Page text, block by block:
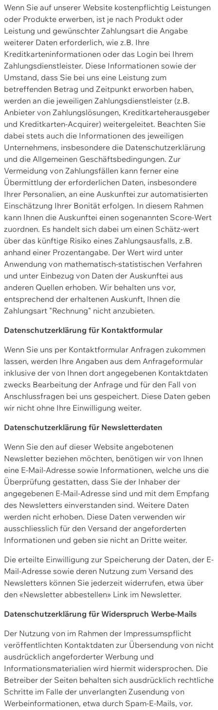
Wenn Sie auf unserer Website kostenpflichtig Leistungen
oder Produkte erwerben, ist je nach Produkt oder
Leistung und gewünschter Zahlungsart die Angabe
weiterer Daten erforderlich, wie z.B. Ihre
Kreditkarteninformationen oder das Login bei Ihrem
Zahlungsdienstleister. Diese Informationen sowie der
Umstand, dass Sie bei uns eine Leistung zum
betreffenden Betrag und Zeitpunkt erworben haben,
werden an die jeweiligen Zahlungsdienstleister (z.B.
Anbieter von Zahlungslösungen, Kreditkarteherausgeber
und Kreditkarten-Acquirer) weitergeleitet. Beachten Sie
dabei stets auch die Informationen des jeweiligen
Unternehmens, insbesondere die Datenschutzerklärung
und die Allgemeinen Geschäftsbedingungen. Zur
Vermeidung von Zahlungsfällen kann ferner eine
Übermittlung der erforderlichen Daten, insbesondere
Ihrer Personalien, an eine Auskunftei zur automatisierten
Einschätzung Ihrer Bonität erfolgen. In diesem Rahmen
kann Ihnen die Auskunftei einen sogenannten Score-Wert
zuordnen. Es handelt sich dabei um einen Schätz-wert
über das künftige Risiko eines Zahlungsausfalls, z.B.
anhand einer Prozentangabe. Der Wert wird unter
Anwendung von mathematisch-statistischen Verfahren
und unter Einbezug von Daten der Auskunftei aus
anderen Quellen erhoben. Wir behalten uns vor,
entsprechend der erhaltenen Auskunft, Ihnen die
Zahlungsart "Rechnung" nicht anzubieten.
Datenschutzerklärung für Kontaktformular
Wenn Sie uns per Kontaktformular Anfragen zukommen
lassen, werden Ihre Angaben aus dem Anfrageformular
inklusive der von Ihnen dort angegebenen Kontaktdaten
zwecks Bearbeitung der Anfrage und für den Fall von
Anschlussfragen bei uns gespeichert. Diese Daten geben
wir nicht ohne Ihre Einwilligung weiter.
Datenschutzerklärung für Newsletterdaten
Wenn Sie den auf dieser Website angebotenen
Newsletter beziehen möchten, benötigen wir von Ihnen
eine E-Mail-Adresse sowie Informationen, welche uns die
Überprüfung gestatten, dass Sie der Inhaber der
angegebenen E-Mail-Adresse sind und mit dem Empfang
des Newsletters einverstanden sind. Weitere Daten
werden nicht erhoben. Diese Daten verwenden wir
ausschliesslich für den Versand der angeforderten
Informationen und geben sie nicht an Dritte weiter.
Die erteilte Einwilligung zur Speicherung der Daten, der E-
Mail-Adresse sowie deren Nutzung zum Versand des
Newsletters können Sie jederzeit widerrufen, etwa über
den «Newsletter abbestellen» Link im Newsletter.
Datenschutzerklärung für Widerspruch Werbe-Mails
Der Nutzung von im Rahmen der Impressumspflicht
veröffentlichten Kontaktdaten zur Übersendung von nicht
ausdrücklich angeforderter Werbung und
Informationsmaterialien wird hiermit widersprochen. Die
Betreiber der Seiten behalten sich ausdrücklich rechtliche
Schritte im Falle der unverlangten Zusendung von
Werbeinformationen, etwa durch Spam-E-Mails, vor.